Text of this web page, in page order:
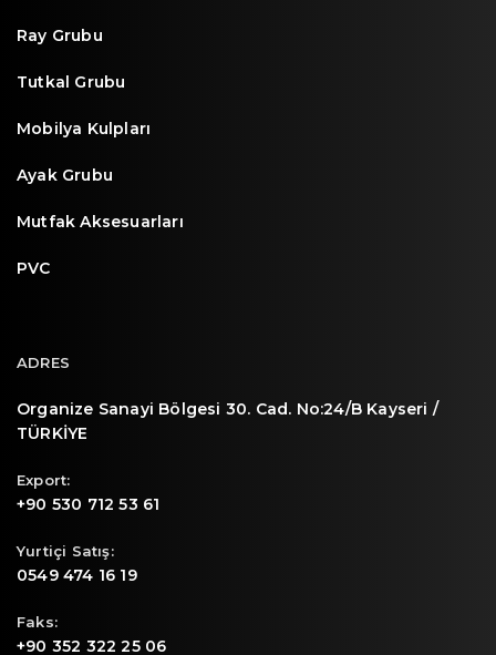
Ray Grubu
Tutkal Grubu
Mobilya Kulpları
Ayak Grubu
Mutfak Aksesuarları
PVC
ADRES
Organize Sanayi Bölgesi 30. Cad. No:24/B Kayseri /
TÜRKİYE
Export:
+90 530 712 53 61
Yurtiçi Satış:
0549 474 16 19
Faks:
+90 352 322 25 06